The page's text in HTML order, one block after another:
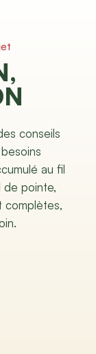
conseils
au fil
de pointe,
complètes,